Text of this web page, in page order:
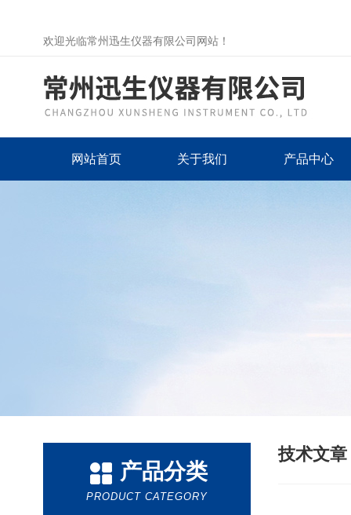
欢迎光临常州迅生仪器有限公司网站！
网站首页 关于我们 产品中心
产品分类
PRODUCT CATEGORY
技术文章